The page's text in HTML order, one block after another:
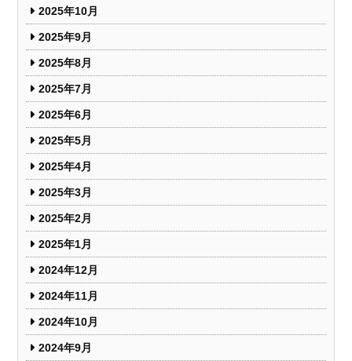
2025年10月
2025年9月
2025年8月
2025年7月
2025年6月
2025年5月
2025年4月
2025年3月
2025年2月
2025年1月
2024年12月
2024年11月
2024年10月
2024年9月